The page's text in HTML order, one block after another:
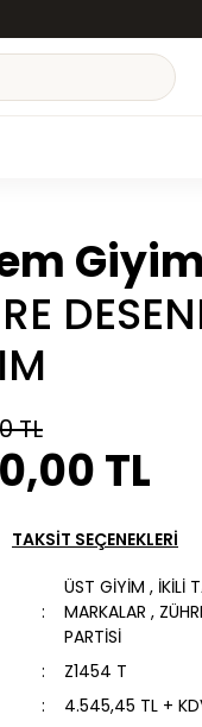
Giyim
TL
TL
TAKSİT SEÇENEKLERİ
ÜST GİYİM , İKİLİ
MARKALAR ,
PARTİSİ
Z1454 T
4.545,45 TL +